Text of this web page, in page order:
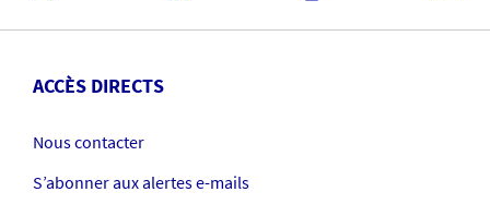
ACCÈS DIRECTS
Nous contacter
S’abonner aux alertes e-mails